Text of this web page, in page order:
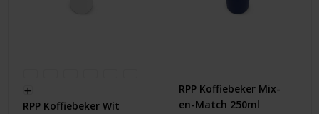
RPP Koffiebeker Wit
RPP Koffiebeker Mix-
en-Match 250ml